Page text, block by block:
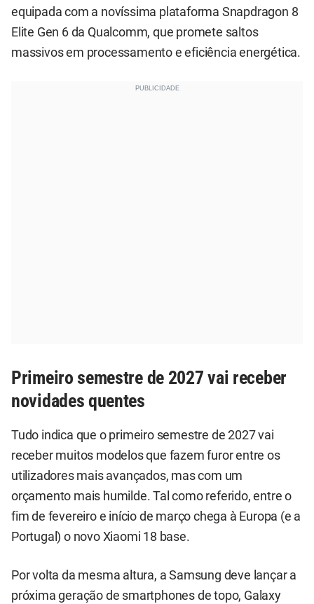
equipada com a novíssima plataforma Snapdragon 8
Elite Gen 6 da Qualcomm, que promete saltos
massivos em processamento e eficiência energética.
Primeiro semestre de 2027 vai receber
novidades quentes
Tudo indica que o primeiro semestre de 2027 vai
receber muitos modelos que fazem furor entre os
utilizadores mais avançados, mas com um
orçamento mais humilde. Tal como referido, entre o
fim de fevereiro e início de março chega à Europa (e a
Portugal) o novo Xiaomi 18 base.
Por volta da mesma altura, a Samsung deve lançar a
próxima geração de smartphones de topo, Galaxy